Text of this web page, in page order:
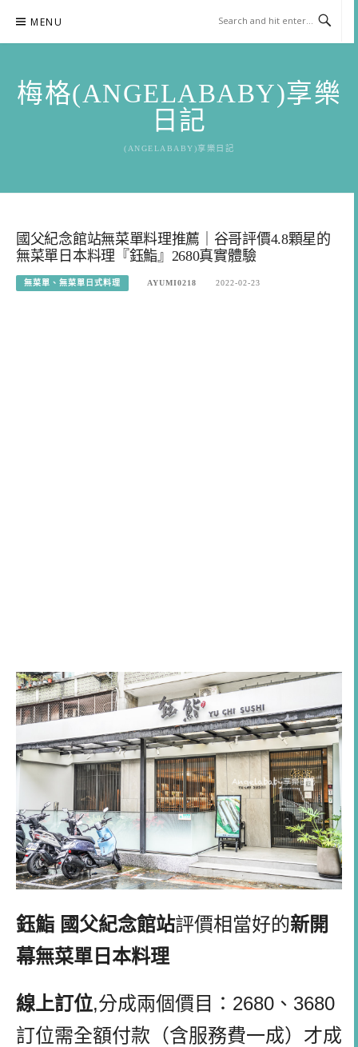
content
MENU
梅格(ANGELABABY)享樂
日記
(ANGELABABY)享樂日記
國父紀念館站無菜單料理推薦｜谷哥評價4.8顆星的
無菜單日本料理『鈺鮨』2680真實體驗
無菜單、無菜單日式料理 AYUMI0218 2022-02-23
鈺鮨 國父紀念館站評價相當好的新開
幕無菜單日本料理
線上訂位,分成兩個價目：2680、3680
訂位需全額付款（含服務費一成）才成